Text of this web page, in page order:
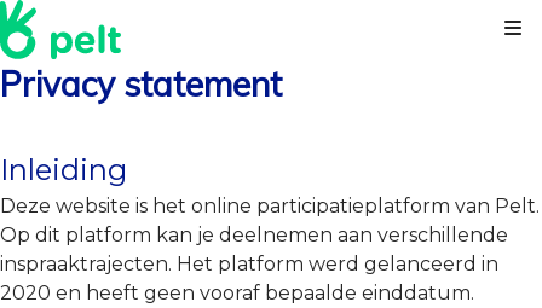
Privacy statement
Inleiding
Deze website is het online participatieplatform van Pelt.
Op dit platform kan je deelnemen aan verschillende
inspraaktrajecten. Het platform werd gelanceerd in
2020 en heeft geen vooraf bepaalde einddatum.